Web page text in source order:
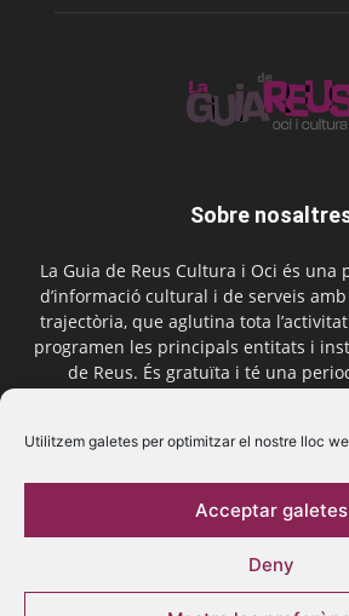
Utilitzem galetes per optimitzar el nostre lloc
Acceptar galetes
Deny
Sobre
La Guia de Reus Cultura i Oci és una
d’informació cultural i de serveis
trajectòria, que aglutina tota
programen les principals entitats i
de Reus. És gratuïta i té una
Segueix-nos